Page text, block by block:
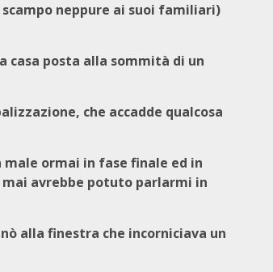
neppure ai suoi familiari)
posta alla sommità di un
che accadde qualcosa
ormai in fase finale ed in
avrebbe potuto parlarmi in
alla finestra che incorniciava un